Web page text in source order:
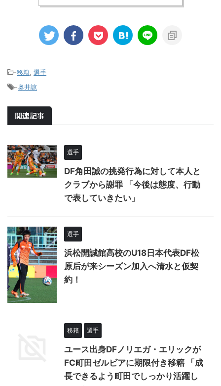
-移籍 選手
-奥井諒
関連記事
選手
DF角田誠の挑発行為に対して本人と
クラブから謝罪 「今後は態度、行動
で表していきたい」
選手
浜松開誠館高校のU18日本代表DF松
原后が来シーズン加入へ清水と仮契
約！
移籍 選手
ユース出身DFノリエガ・エリックが
FC町田ゼルビアに期限付き移籍 「成
長できるよう町田でしっかり活躍し